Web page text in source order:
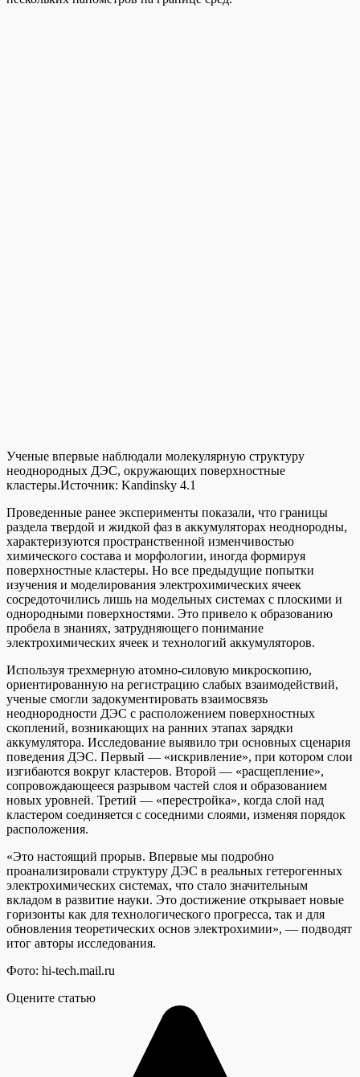
Ученые впервые наблюдали молекулярную структуру
неоднородных ДЭС, окружающих поверхностные
кластеры.Источник: Kandinsky 4.1
Проведенные ранее эксперименты показали, что границы
раздела твердой и жидкой фаз в аккумуляторах неоднородны,
характеризуются пространственной изменчивостью
химического состава и морфологии, иногда формируя
поверхностные кластеры. Но все предыдущие попытки
изучения и моделирования электрохимических ячеек
сосредоточились лишь на модельных системах с плоскими и
однородными поверхностями. Это привело к образованию
пробела в знаниях, затрудняющего понимание
электрохимических ячеек и технологий аккумуляторов.
Используя трехмерную атомно-силовую микроскопию,
ориентированную на регистрацию слабых взаимодействий,
ученые смогли задокументировать взаимосвязь
неоднородности ДЭС с расположением поверхностных
скоплений, возникающих на ранних этапах зарядки
аккумулятора. Исследование выявило три основных сценария
поведения ДЭС. Первый — «искривление», при котором слои
изгибаются вокруг кластеров. Второй — «расщепление»,
сопровождающееся разрывом частей слоя и образованием
новых уровней. Третий — «перестройка», когда слой над
кластером соединяется с соседними слоями, изменяя порядок
расположения.
«Это настоящий прорыв. Впервые мы подробно
проанализировали структуру ДЭС в реальных гетерогенных
электрохимических системах, что стало значительным
вкладом в развитие науки. Это достижение открывает новые
горизонты как для технологического прогресса, так и для
обновления теоретических основ электрохимии», — подводят
итог авторы исследования.
Фото: hi-tech.mail.ru
Оцените статью